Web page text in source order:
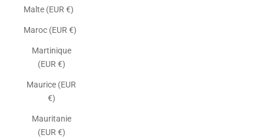
Malte (EUR €)
Maroc (EUR €)
Martinique
(EUR €)
Maurice (EUR
€)
Mauritanie
(EUR €)